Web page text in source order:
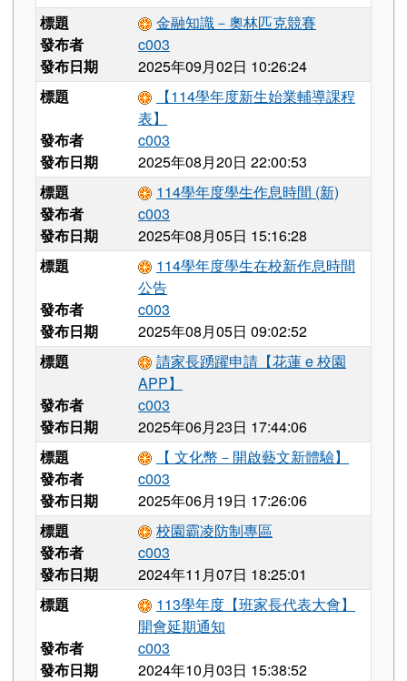
標題
金融知識－奧林匹克競賽
發布者
c003
發布日期
2025年09月02日 10:26:24
標題
【114學年度新生始業輔導課程
表】
發布者
c003
發布日期
2025年08月20日 22:00:53
標題
114學年度學生作息時間 (新)
發布者
c003
發布日期
2025年08月05日 15:16:28
標題
114學年度學生在校新作息時間
公告
發布者
c003
發布日期
2025年08月05日 09:02:52
標題
請家長踴躍申請【花蓮 e 校園
APP】
發布者
c003
發布日期
2025年06月23日 17:44:06
標題
【 文化幣－開啟藝文新體驗】
發布者
c003
發布日期
2025年06月19日 17:26:06
標題
校園霸凌防制專區
發布者
c003
發布日期
2024年11月07日 18:25:01
標題
113學年度【班家長代表大會】
開會延期通知
發布者
c003
發布日期
2024年10月03日 15:38:52